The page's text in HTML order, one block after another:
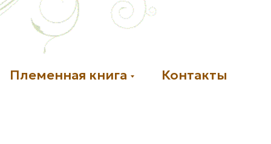
Племенная книга Контакты